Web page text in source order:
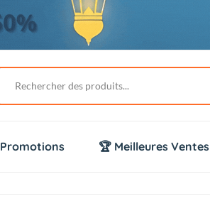
Promotions 🏆 Meilleures Ventes